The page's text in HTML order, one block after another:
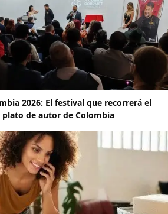
2026: El festival que recorrerá el
de autor de Colombia